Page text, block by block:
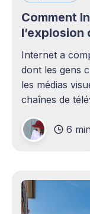
Comment
l’explosion
Internet a
dont les gens
les médias
chaînes de
production
continu à
6